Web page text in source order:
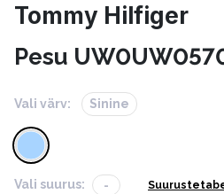
Tommy Hilfiger
Pesu
Vali värv: Sinine
Vali suurus: -